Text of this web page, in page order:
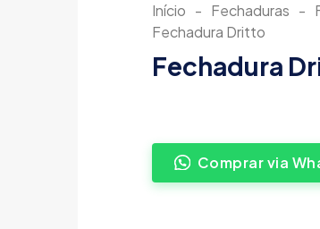
Início - Fechaduras -
Fechadura Dritto
Fechadura
Comprar via